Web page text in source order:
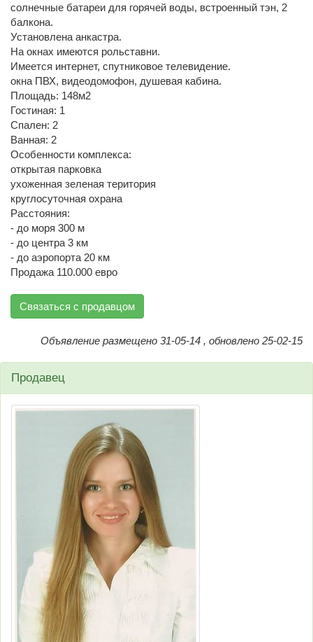
солнечные батареи для горячей воды, встроенный тэн, 2
балкона.
Установлена анкастра.
На окнах имеются рольставни.
Имеется интернет, спутниковое телевидение.
окна ПВХ, видеодомофон, душевая кабина.
Площадь: 148м2
Гостиная: 1
Спален: 2
Ванная: 2
Особенности комплекса:
открытая парковка
ухоженная зеленая територия
круглосуточная охрана
Расстояния:
- до моря 300 м
- до центра 3 км
- до аэропорта 20 км
Продажа 110.000 евро
Связаться с продавцом
Объявление размещено 31-05-14 , обновлено 25-02-15
Продавец